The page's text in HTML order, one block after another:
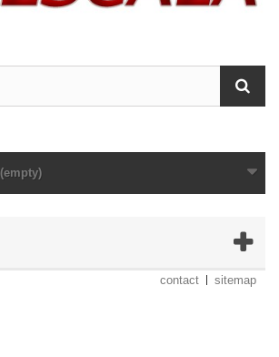
(empty)
contact sitemap